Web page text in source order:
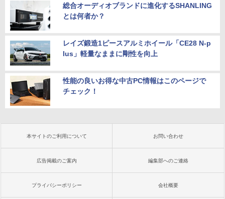
総合オーディオブランドに進化するSHANLING
とは何者か？
レイズ鍛造1ピースアルミホイール「CE28 N-p
lus」軽量なままに剛性を向上
性能の良いお得な中古PC情報はこのページで
チェック！
本サイトのご利用について お問い合わせ
広告掲載のご案内 編集部へのご連絡
プライバシーポリシー 会社概要